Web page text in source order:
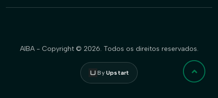
AIBA - Copyright © 2026. Todos os direitos reservados.
ByUpstart